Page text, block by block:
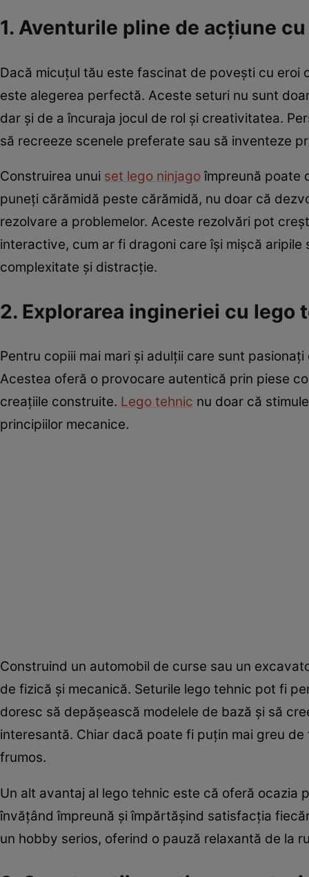
1. Aventurile pline de acțiune
Dacă micuțul tău este fascinat de povești cu eroi
este alegerea perfectă. Aceste seturi nu sunt
dar și de a încuraja jocul de rol și creativitatea.
să recreeze scenele preferate sau să inventeze
Construirea unui set lego ninjagoîmpreună poate
puneți cărămidă peste cărămidă, nu doar că
rezolvare a problemelor. Aceste rezolvări pot
interactive, cum ar fi dragoni care își mișcă
complexitate și distracție.
2. Explorarea ingineriei cu lego
Pentru copiii mai mari și adulții care sunt
Acestea oferă o provocare autentică prin piese
creațiile construite. Lego tehnic nu doar că
principiilor mecanice.
Construind un automobil de curse sau un
de fizică și mecanică. Seturile lego tehnic pot fi
doresc să depășească modelele de bază și să
interesantă. Chiar dacă poate fi puțin mai greu
frumos.
Un alt avantaj al lego tehnic este că oferă ocazia
învățând împreună și împărtășind satisfacția
un hobby serios, oferind o pauză relaxantă de la